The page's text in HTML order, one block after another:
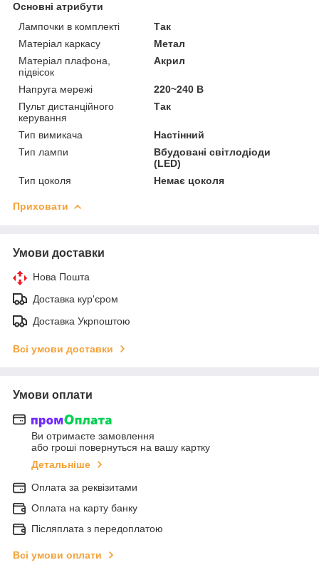
Основні атрибути
Лампочки в комплекті
Так
Матеріал каркасу
Метал
Матеріал плафона,
підвісок
Акрил
Напруга мережі
220~240 В
Пульт дистанційного
керування
Так
Тип вимикача
Настінний
Тип лампи
Вбудовані світлодіоди
(LED)
Тип цоколя
Немає цоколя
Приховати
Умови доставки
Нова Пошта
Доставка кур'єром
Доставка Укрпоштою
Всі умови доставки
Умови оплати
Ви отримаєте замовлення
або гроші повернуться на вашу картку
Детальніше
Оплата за реквізитами
Оплата на карту банку
Післяплата з передоплатою
Всі умови оплати